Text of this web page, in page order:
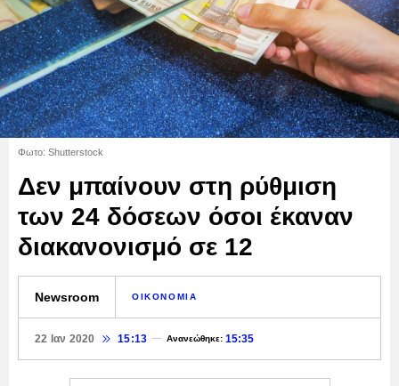
Φωτο: Shutterstock
Δεν μπαίνουν στη ρύθμιση
των 24 δόσεων όσοι έκαναν
διακανονισμό σε 12
Newsroom ΟΙΚΟΝΟΜΙΑ
22 Ιαν 2020 15:13 Ανανεώθηκε: 15:35